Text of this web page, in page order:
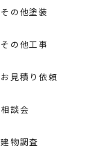
その他塗装
その他工事
お見積り依頼
相談会
建物調査